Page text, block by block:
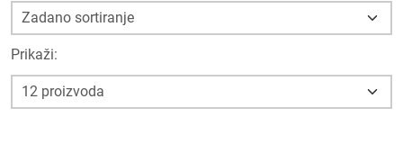
Prikaži: